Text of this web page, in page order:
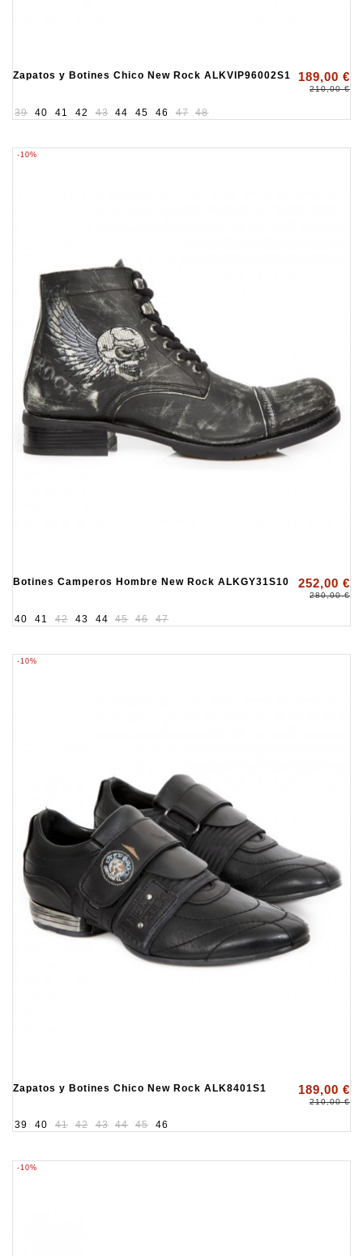
Zapatos y Botines Chico New Rock ALKVIP96002S1 189,00 €
210,00 €
39 40 41 42 43 44 45 46 47 48
-10%
Botines Camperos Hombre New Rock ALKGY31S10 252,00 €
280,00 €
40 41 42 43 44 45 46 47
-10%
Zapatos y Botines Chico New Rock ALK8401S1 189,00 €
210,00 €
39 40 41 42 43 44 45 46
-10%